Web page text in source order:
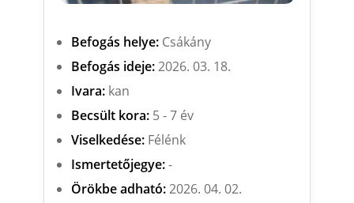
Befogás helye:Csákány
Befogás ideje:2026. 03. 18.
Ivara:kan
Becsült kora:5 - 7 év
Viselkedése:Félénk
Ismertetőjegye:-
Örökbe adható:2026. 04. 02.